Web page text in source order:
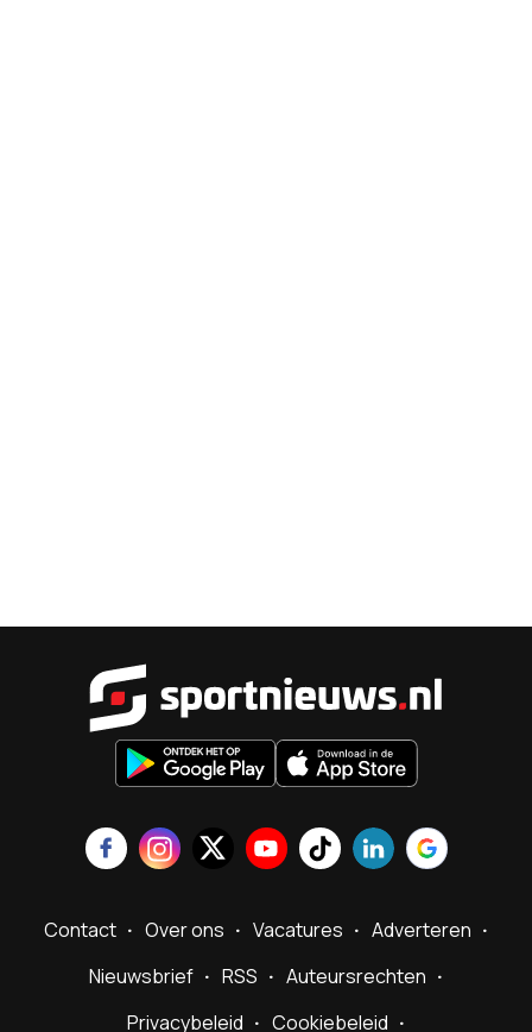
Contact Over ons Vacatures
Adverteren
Nieuwsbrief
RSS
Auteursrechten
Privacybeleid
Cookiebeleid